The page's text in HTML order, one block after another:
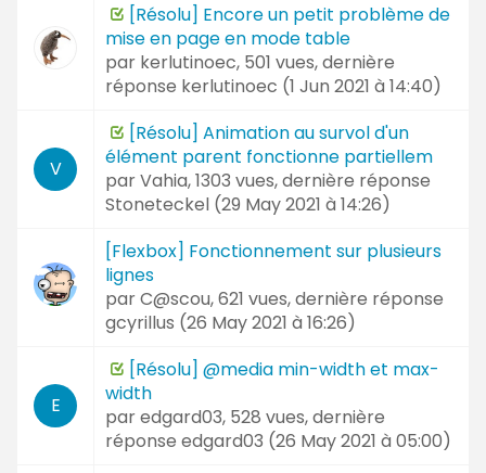
[Résolu] Encore un petit problème de
mise en page en mode table
par kerlutinoec, 501 vues, dernière
réponse kerlutinoec (1 Jun 2021 à 14:40)
V
[Résolu] Animation au survol d'un
élément parent fonctionne partiellem
parVahia, 1303 vues, dernière réponse
Stoneteckel (29 May 2021 à 14:26)
[Flexbox] Fonctionnement sur plusieurs
lignes
parC@scou, 621 vues, dernière réponse
gcyrillus (26 May 2021 à 16:26)
E
[Résolu] @media min-width et max-
width
paredgard03, 528 vues, dernière
réponse edgard03 (26 May 2021 à 05:00)